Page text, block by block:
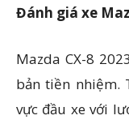
Đánh giá xe
Mazda CX-8
bản tiền nhiệm.
vực đầu xe với